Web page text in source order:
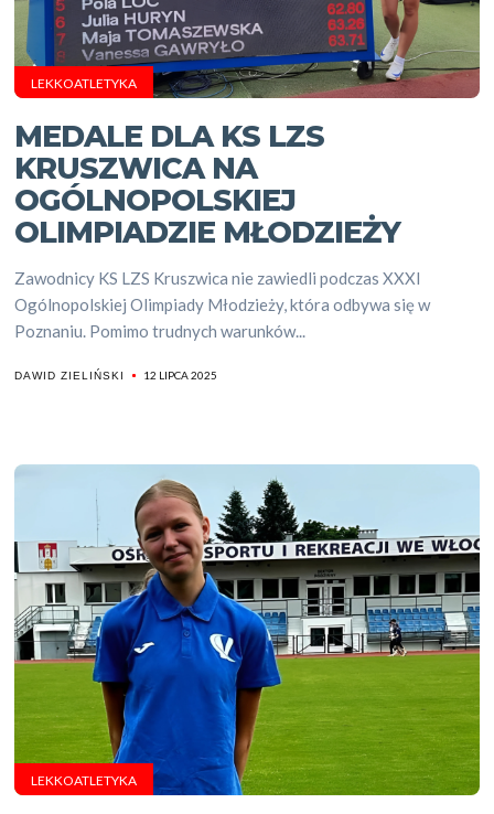
LEKKOATLETYKA
MEDALE DLA KS LZS
KRUSZWICA NA
OGÓLNOPOLSKIEJ
OLIMPIADZIE MŁODZIEŻY
Zawodnicy KS LZS Kruszwica nie zawiedli podczas XXXI
Ogólnopolskiej Olimpiady Młodzieży, która odbywa się w
Poznaniu. Pomimo trudnych warunków...
DAWID ZIELIŃSKI 12 LIPCA 2025
LEKKOATLETYKA